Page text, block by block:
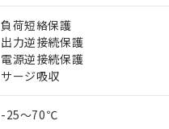
負荷短絡保護
出力逆接続保護
電源逆接続保護
サージ吸収
-25～70℃
ご利用条件
以下の条件をお読
対応予定：EU
対応予定なし：
調査・確認中：
非該当品：ライセ
があります。